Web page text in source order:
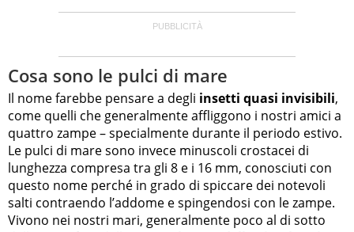
Cosa sono le pulci di mare
Il nome farebbe pensare a degli insetti quasi invisibili,
come quelli che generalmente affliggono i nostri amici a
quattro zampe – specialmente durante il periodo estivo.
Le pulci di mare sono invece minuscoli crostacei di
lunghezza compresa tra gli 8 e i 16 mm, conosciuti con
questo nome perché in grado di spiccare dei notevoli
salti contraendo l’addome e spingendosi con le zampe.
Vivono nei nostri mari, generalmente poco al di sotto